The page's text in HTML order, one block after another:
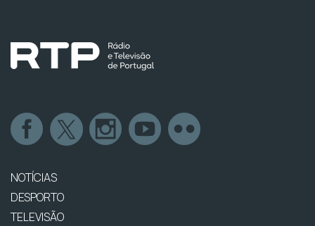
NOTÍCIAS
DESPORTO
TELEVISÃO